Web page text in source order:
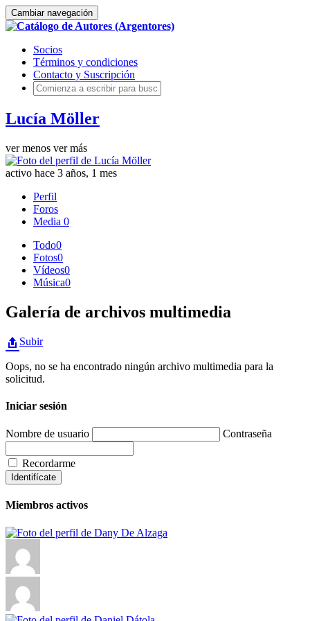
Cambiar navegación
Socios
Términos y condiciones
Contacto y Suscripción
Lucía Möller
ver menos ver más
activo hace 3 años, 1 mes
Perfil
Foros
Media 0
Todo0
Fotos0
Vídeos0
Música0
Galería de archivos multimedia
Subir
Oops, no se ha encontrado ningún archivo multimedia para la
solicitud.
Iniciar sesión
Nombre de usuario Contraseña
Recordarme
Miembros activos